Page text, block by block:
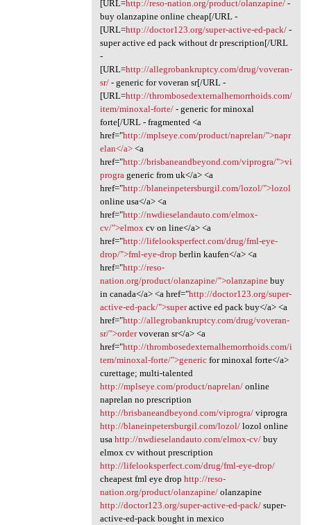
[URL=http://reso-nation.org/product/olanzapine/-
buy olanzapine online cheap[/URL -
[URL=http://doctor123.org/super-active-ed-pack/-
super active ed pack without dr prescription[/URL
-
[URL=http://allegrobankruptcy.com/drug/voveran-
sr/- generic for voveran sr[/URL -
[URL=http://thrombosedexternalhemorrhoids.com/
item/minoxal-forte/- generic for minoxal
forte[/URL - fragmented <a
href="http://mplseye.com/product/naprelan/">napr
elan</a><a
href="http://brisbaneandbeyond.com/viprogra/">vi
progrageneric from uk</a> <a
href="http://blaneinpetersburgil.com/lozol/">lozol
online usa</a> <a
href="http://nwdieselandauto.com/elmox-
cv/">elmoxcv on line</a> <a
href="http://lifelooksperfect.com/drug/fml-eye-
drop/">fml-eye-drop berlin kaufen</a> <a
href="http://reso-
nation.org/product/olanzapine/">olanzapinebuy
in canada</a> <a href="http://doctor123.org/super-
active-ed-pack/">superactive ed pack buy</a> <a
href="http://allegrobankruptcy.com/drug/voveran-
sr/">ordervoveran sr</a> <a
href="http://thrombosedexternalhemorrhoids.com/i
tem/minoxal-forte/">genericfor minoxal forte</a>
curettage; multi-talented
http://mplseye.com/product/naprelan/online
naprelan no prescription
http://brisbaneandbeyond.com/viprogra/viprogra
http://blaneinpetersburgil.com/lozol/lozol online
usa http://nwdieselandauto.com/elmox-cv/buy
elmox cv without prescription
http://lifelooksperfect.com/drug/fml-eye-drop/
cheapest fml eye drop http://reso-
nation.org/product/olanzapine/olanzapine
http://doctor123.org/super-active-ed-pack/super-
active-ed-pack bought in mexico